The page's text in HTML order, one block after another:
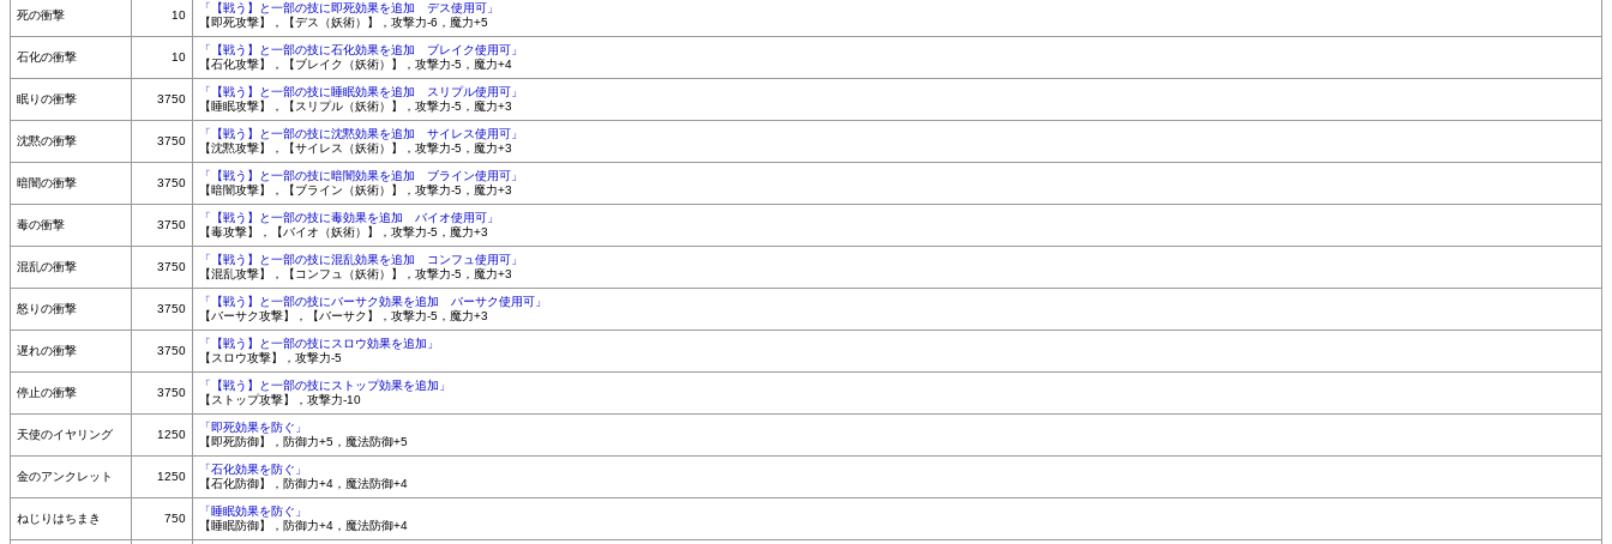
死の衝撃 10
「【戦う】と一部の技に即死効果を追加 デス使用可」
【即死攻撃】，【デス（妖術）】，攻撃力-6，魔力+5
石化の衝撃 10
「【戦う】と一部の技に石化効果を追加 ブレイク使用可」
【石化攻撃】，【ブレイク（妖術）】，攻撃力-5，魔力+4
眠りの衝撃 3750
「【戦う】と一部の技に睡眠効果を追加 スリプル使用可」
【睡眠攻撃】，【スリプル（妖術）】，攻撃力-5，魔力+3
沈黙の衝撃 3750
「【戦う】と一部の技に沈黙効果を追加 サイレス使用可」
【沈黙攻撃】，【サイレス（妖術）】，攻撃力-5，魔力+3
暗闇の衝撃 3750
「【戦う】と一部の技に暗闇効果を追加 ブライン使用可」
【暗闇攻撃】，【ブライン（妖術）】，攻撃力-5，魔力+3
毒の衝撃 3750
「【戦う】と一部の技に毒効果を追加 バイオ使用可」
【毒攻撃】，【バイオ（妖術）】，攻撃力-5，魔力+3
混乱の衝撃 3750
「【戦う】と一部の技に混乱効果を追加 コンフュ使用可」
【混乱攻撃】，【コンフュ（妖術）】，攻撃力-5，魔力+3
怒りの衝撃 3750
「【戦う】と一部の技にバーサク効果を追加 バーサク使用可」
【バーサク攻撃】，【バーサク】，攻撃力-5，魔力+3
遅れの衝撃 3750
「【戦う】と一部の技にスロウ効果を追加」
【スロウ攻撃】，攻撃力-5
停止の衝撃 3750
「【戦う】と一部の技にストップ効果を追加」
【ストップ攻撃】，攻撃力-10
天使のイヤリング 1250
「即死効果を防ぐ」
【即死防御】，防御力+5，魔法防御+5
金のアンクレット 1250
「石化効果を防ぐ」
【石化防御】，防御力+4，魔法防御+4
ねじりはちまき 750
「睡眠効果を防ぐ」
【睡眠防御】，防御力+4，魔法防御+4